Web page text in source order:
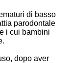
di basso
parodontale
i cui bambini
dopo aver